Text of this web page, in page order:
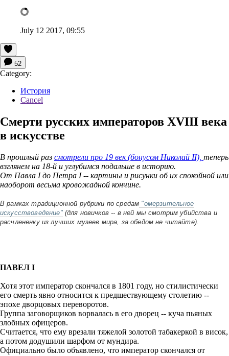
July 12 2017, 09:55
52
Category:
История
Cancel
Смерти русских императоров XVIII века
в искусстве
В прошлый раз смотрели про 19 век (бонусом Николай II), теперь
взглянем на 18-й и углубимся подальше в историю.
От Павла I до Петра I -- картины и рисунки об их спокойной или
наоборот весьма кровожадной кончине.
В рамках традиционной рубрики по средам "омерзительное
искусствоведение"(для новичков -- в ней мы смотрим убийства и
расчлененку из лучших музеев мира, за обедом не читайте).
ПАВЕЛ I
Хотя этот император скончался в 1801 году, но стилистически
его смерть явно относится к предшествующему столетию --
эпохе дворцовых переворотов.
Группа заговорщиков ворвалась в его дворец -- куча пьяных
злобных офицеров.
Считается, что ему врезали тяжелой золотой табакеркой в висок,
а потом додушили шарфом от мундира.
Официально было объявлено, что император скончался от